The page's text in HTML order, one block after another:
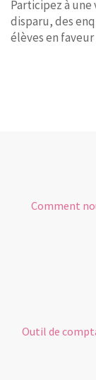
Participez à
disparu, des
élèves en
Comment
Outil de